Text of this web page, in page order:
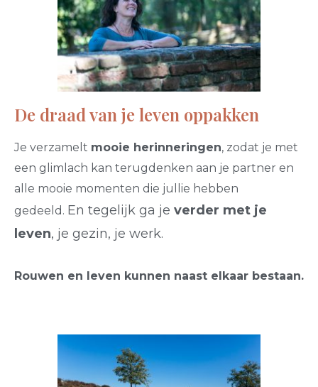
De draad van je leven oppakken
Je verzamelt mooie herinneringen, zodat je met
een glimlach kan terugdenken aan je partner en
alle mooie momenten die jullie hebben
gedeeld. En tegelijk ga je verder met je
leven, je gezin, je werk.
Rouwen en leven kunnen naast elkaar bestaan.